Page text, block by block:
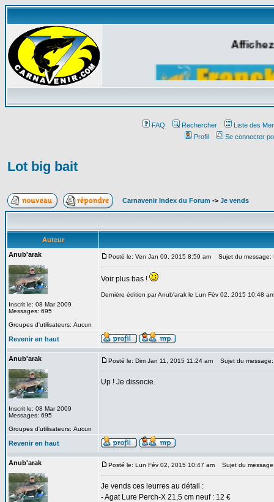
FAQ Rechercher
Liste des
Profil
Se connecter
Lot big bait
Carnavenir Index du Forum -> Je vends
Auteur
Anub'arak
Inscrit le: 08 Mar 2009
Messages: 695
Groupes d'utilisateurs: Aucun
Posté le: Ven Jan 09, 2015 8:59 am Sujet du message:
Voir plus bas !
Dernière édition par Anub'arak le Lun Fév 02, 2015 10:48
Revenir en haut
Anub'arak
Inscrit le: 08 Mar 2009
Messages: 695
Groupes d'utilisateurs: Aucun
Posté le: Dim Jan 11, 2015 11:24 am Sujet du message:
Up ! Je dissocie.
Revenir en haut
Anub'arak Posté le: Lun Fév 02, 2015 10:47 am Sujet du
Je vends ces leurres au détail :
- Agat Lure Perch-X 21,5 cm neuf : 12 €